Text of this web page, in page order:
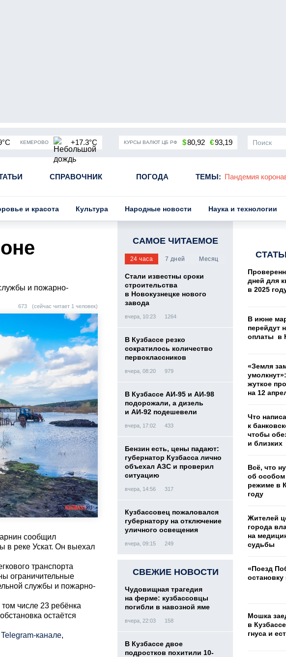
КЕМЕРОВО +17.3°C КУРСЫ ВАЛЮТ ЦБ РФ $80,92 €93,19
СПРАВОЧНИК ПОГОДА ТЕМЫ:
мобилизация в России Угольная промышленность Кузбасса Пандемия
и красота Культура Народные новости Наука и технологии
и пожарно-
673 (сейчас читает 1 человек)
сообщил
в реке Ускат. Он выехал
транспорта
ограничительные
службы и пожарно-
числе 23 ребёнка
остаётся
Telegram-канале,
САМОЕ ЧИТАЕМОЕ
24 часа 7 дней Месяц
Стали известны сроки
строительства
в Новокузнецке нового
завода
вчера, 10:23 1264
В Кузбассе резко
сократилось количество
первоклассников
вчера, 08:20 979
В Кузбассе АИ-95 и АИ-98
подорожали, а дизель
и АИ-92 подешевели
вчера, 17:02 433
Бензин есть, цены падают:
губернатор Кузбасса лично
объехал АЗС и проверил
ситуацию
вчера, 14:56 317
Кузбассовец пожаловался
губернатору на отключение
уличного освещения
вчера, 09:15 249
СВЕЖИЕ НОВОСТИ
Чудовищная трагедия
на ферме: кузбассовцы
погибли в навозной яме
вчера, 22:03 158
В Кузбассе двое
подростков похитили 10-
дней для
в 2025
В июне
перейдут
оплаты в
«Земля
жуткое
на 12
Что
к
чтобы
и близких
Всё, что
об
режиме в
году
Жителей
города
на
судьбы
«Поезд
Мошка
в
гнуса и